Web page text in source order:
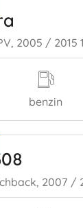
2005 / 2015
benzin
2007 /